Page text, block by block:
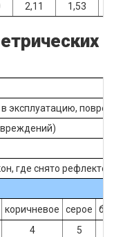
2,11 1,53
эксплуатацию,
где снято
коричневое серое
4 5